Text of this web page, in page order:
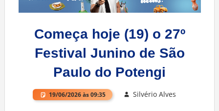
Começa hoje (19) o 27º
Festival Junino de São
Paulo do Potengi
19/06/2026 às 09:35 Silvério Alves